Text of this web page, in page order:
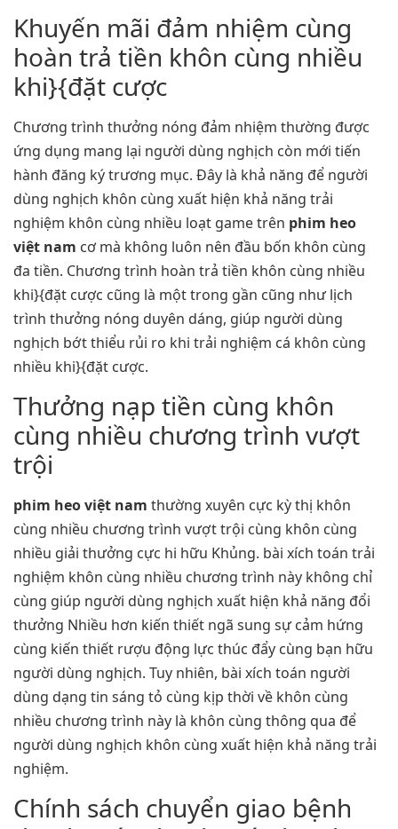
Khuyến mãi đảm nhiệm cùng
hoàn trả tiền khôn cùng nhiều
khi}{đặt cược
Chương trình thưởng nóng đảm nhiệm thường được
ứng dụng mang lại người dùng nghịch còn mới tiến
hành đăng ký trương mục. Đây là khả năng để người
dùng nghịch khôn cùng xuất hiện khả năng trải
nghiệm khôn cùng nhiều loạt game trên phim heo
việt nam cơ mà không luôn nên đầu bốn khôn cùng
đa tiền. Chương trình hoàn trả tiền khôn cùng nhiều
khi}{đặt cược cũng là một trong gần cũng như lịch
trình thưởng nóng duyên dáng, giúp người dùng
nghịch bớt thiểu rủi ro khi trải nghiệm cá khôn cùng
nhiều khi}{đặt cược.
Thưởng nạp tiền cùng khôn
cùng nhiều chương trình vượt
trội
phim heo việt nam thường xuyên cực kỳ thị khôn
cùng nhiều chương trình vượt trội cùng khôn cùng
nhiều giải thưởng cực hi hữu Khủng. bài xích toán trải
nghiệm khôn cùng nhiều chương trình này không chỉ
cùng giúp người dùng nghịch xuất hiện khả năng đổi
thưởng Nhiều hơn kiến thiết ngã sung sự cảm hứng
cùng kiến thiết rượu động lực thúc đẩy cùng bạn hữu
người dùng nghịch. Tuy nhiên, bài xích toán người
dùng dạng tin sáng tỏ cùng kịp thời về khôn cùng
nhiều chương trình này là khôn cùng thông qua để
người dùng nghịch khôn cùng xuất hiện khả năng trải
nghiệm.
Chính sách chuyển giao bệnh